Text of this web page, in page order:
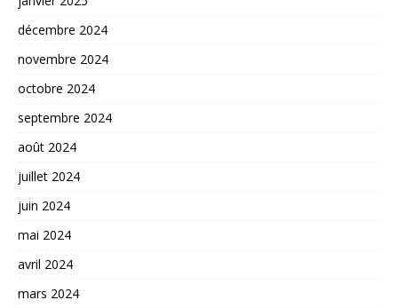
décembre 2024
novembre 2024
octobre 2024
septembre 2024
août 2024
juillet 2024
juin 2024
mai 2024
avril 2024
mars 2024